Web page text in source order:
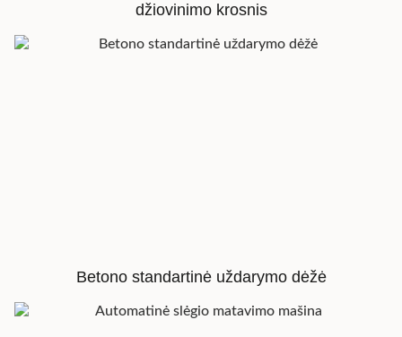
džiovinimo krosnis
Betono standartinė uždarymo dėžė